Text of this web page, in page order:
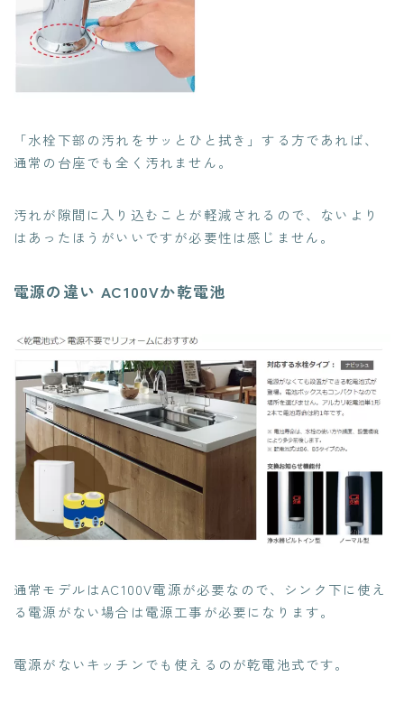
「水栓下部の汚れをサッとひと拭き」する方であれば、
通常の台座でも全く汚れません。
汚れが隙間に入り込むことが軽減されるので、ないより
はあったほうがいいですが必要性は感じません。
電源の違い AC100Vか乾電池
通常モデルはAC100V電源が必要なので、シンク下に使え
る電源がない場合は電源工事が必要になります。
電源がないキッチンでも使えるのが乾電池式です。